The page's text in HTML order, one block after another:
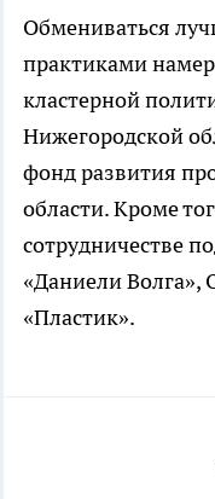
Обмениваться
практиками
кластерной
Нижегородской
фонд развития
области. Кроме
сотрудничестве
«Даниели
«Пластик».